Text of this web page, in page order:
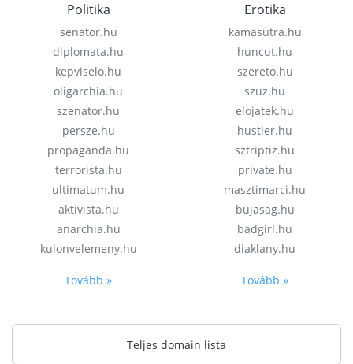
Politika
senator.hu
diplomata.hu
kepviselo.hu
oligarchia.hu
szenator.hu
persze.hu
propaganda.hu
terrorista.hu
ultimatum.hu
aktivista.hu
anarchia.hu
kulonvelemeny.hu
Tovább »
Erotika
kamasutra.hu
huncut.hu
szereto.hu
szuz.hu
elojatek.hu
hustler.hu
sztriptiz.hu
private.hu
masztimarci.hu
bujasag.hu
badgirl.hu
diaklany.hu
Tovább »
Teljes domain lista